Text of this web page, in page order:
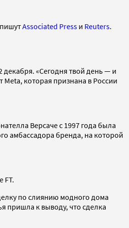
Associated Press и Reuters.
«Сегодня твой день — и
которая признана в России
Версаче с 1997 года была
амбассадора бренда, на которой
FT.
по слиянию модного дома
пришла к выводу, что сделка